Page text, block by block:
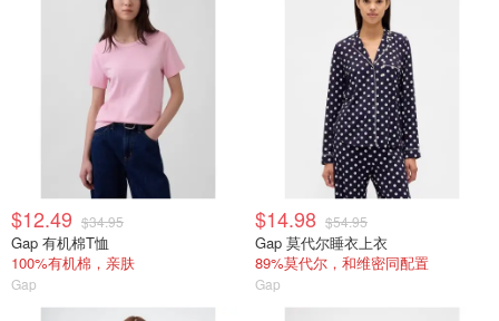
$12.49 $34.95
Gap 有机棉T恤
100%有机棉，亲肤
Gap
$14.98 $54.95
Gap 莫代尔睡衣上衣
89%莫代尔，和维密同配置
Gap